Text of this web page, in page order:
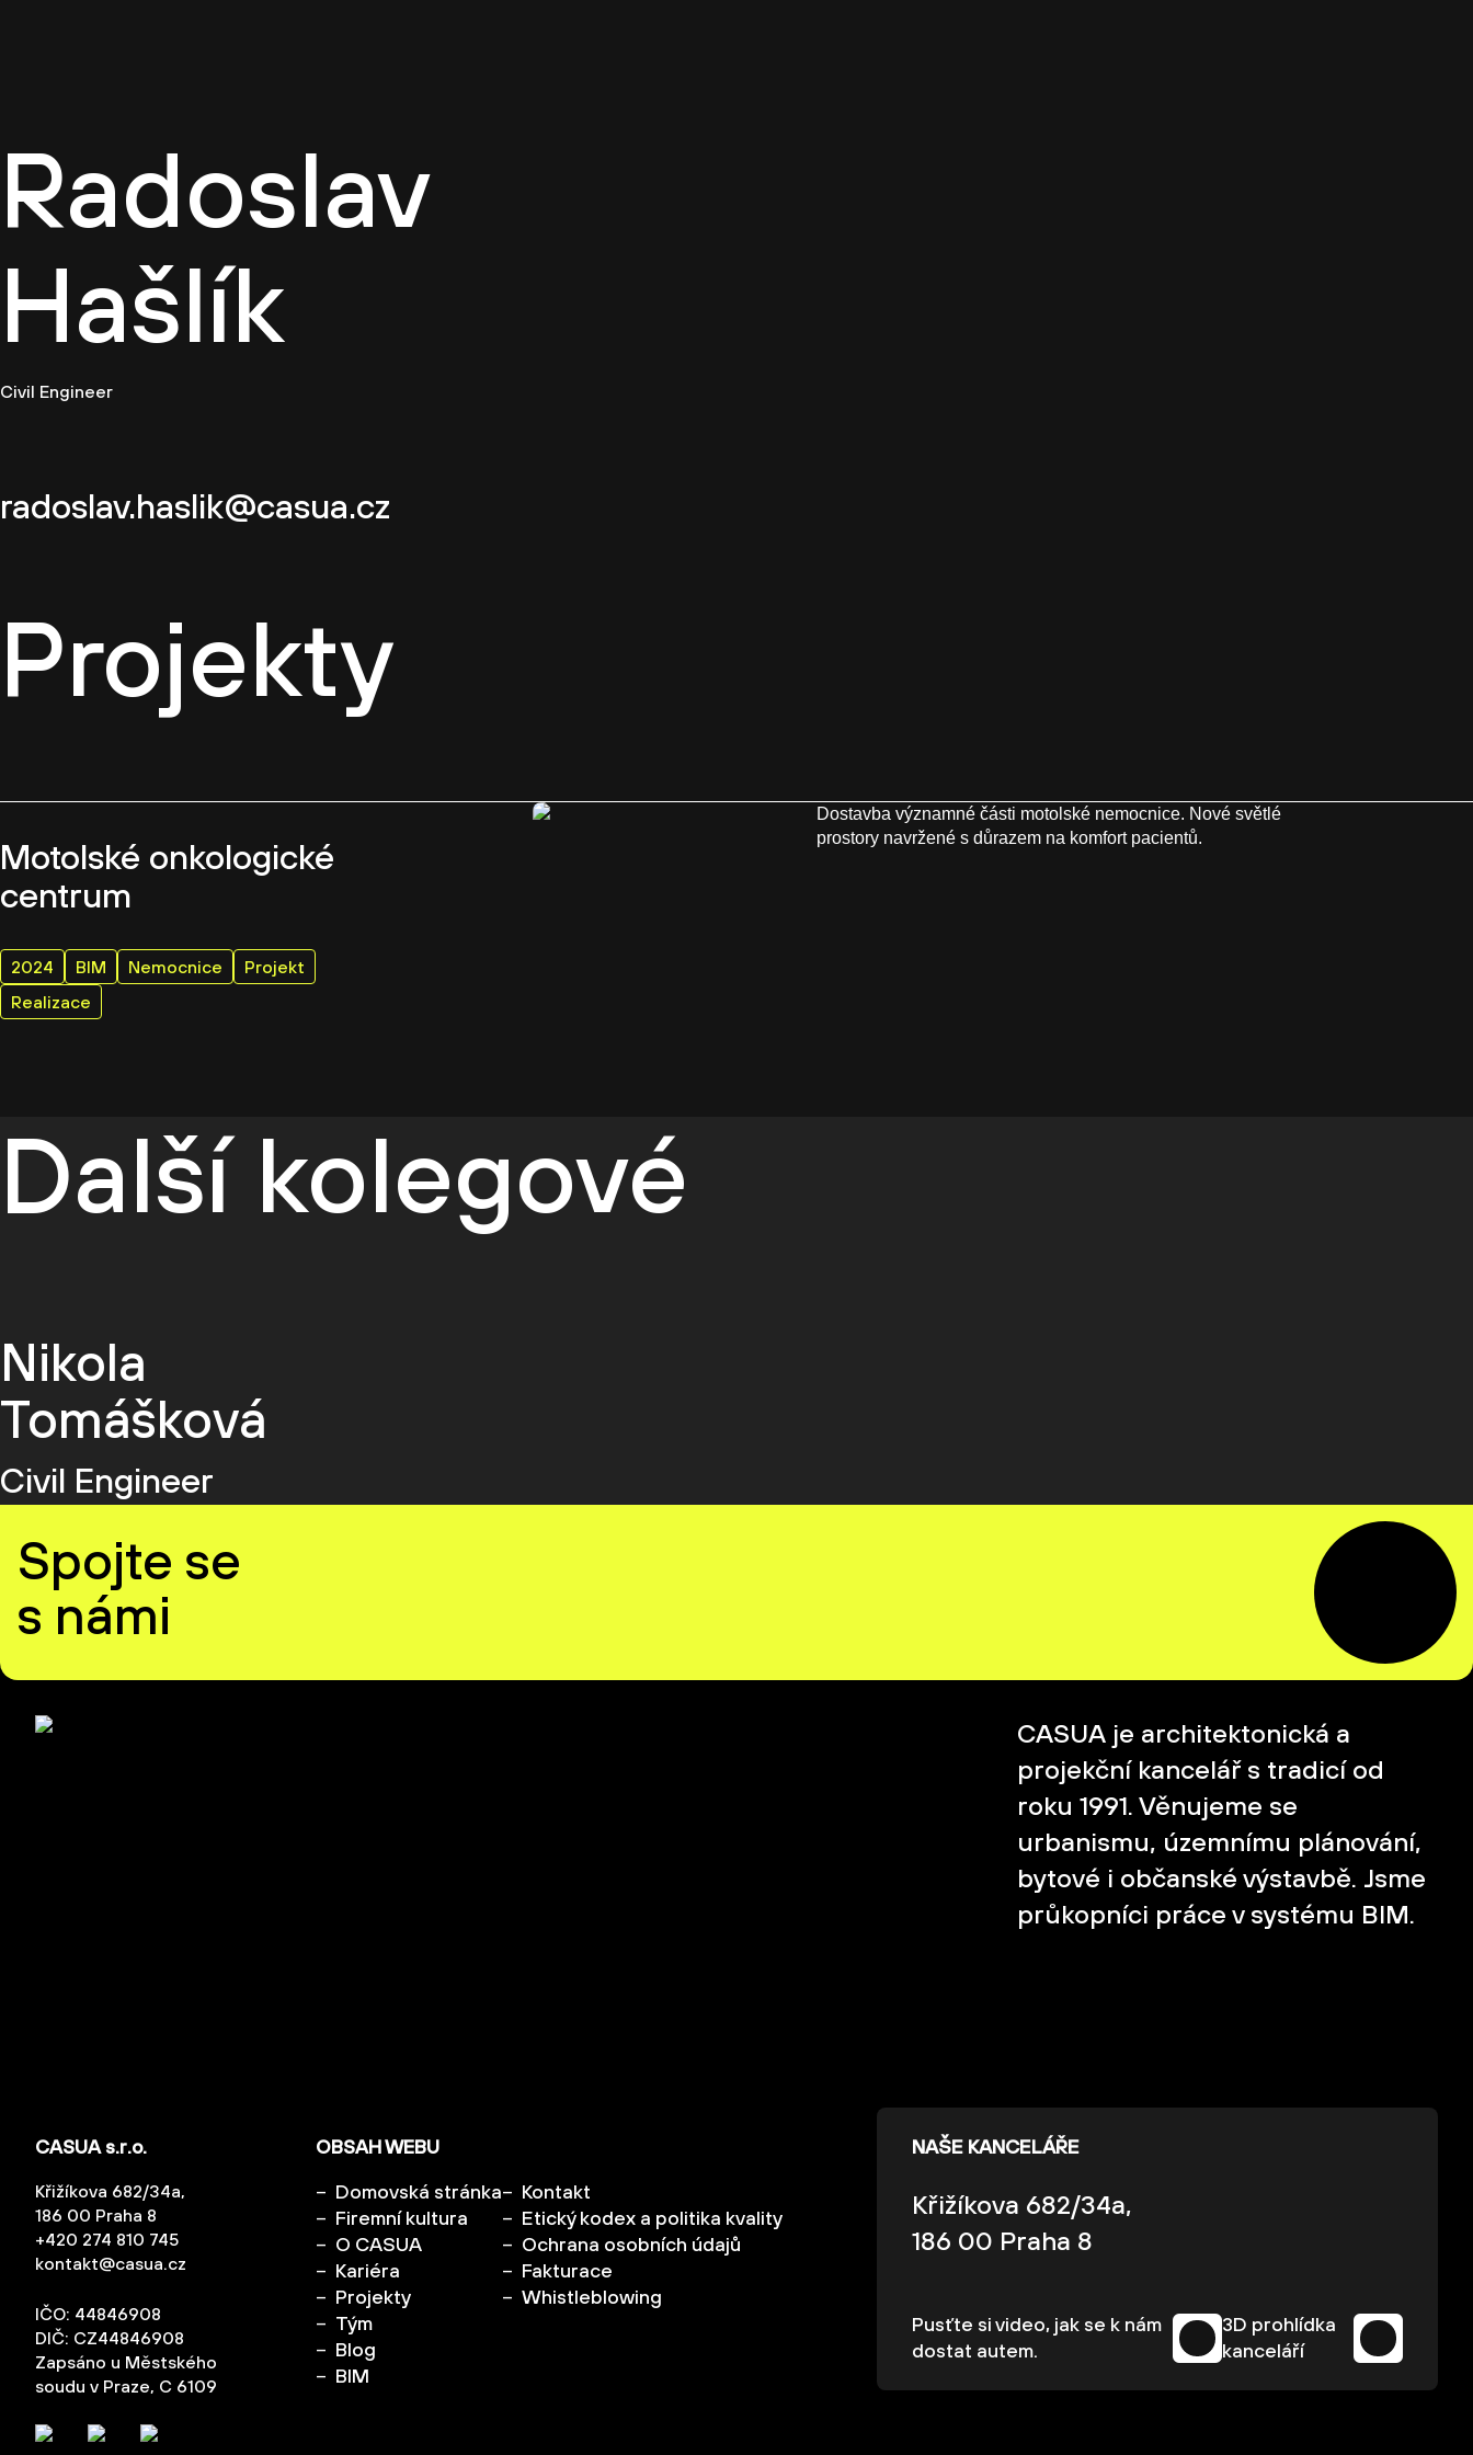
Radoslav
Hašlík
Civil Engineer
radoslav.haslik@casua.cz
Projekty
Motolské onkologické
centrum
2024 BIM Nemocnice
Projekt
Realizace
Dostavba významné části motolské nemocnice. Nové světlé
prostory navržené s důrazem na komfort pacientů.
Další kolegové
Nikola
Tomášková
Civil Engineer
Spojte se
s námi
CASUA je architektonická a
projekční kancelář s tradicí od
roku 1991. Věnujeme se
urbanismu, územnímu plánování,
bytové i občanské výstavbě. Jsme
průkopníci práce v systému BIM.
CASUA s.r.o.
Křižíkova 682/34a,
186 00 Praha 8
+420 274 810 745
kontakt@casua.cz
IČO: 44846908
DIČ: CZ44846908
Zapsáno u Městského
soudu v Praze, C 6109
OBSAH WEBU
Domovská stránka
Firemní kultura
O CASUA
Kariéra
Projekty
Tým
Blog
BIM
Kontakt
Etický kodex a politika kvality
Ochrana osobních údajů
Fakturace
Whistleblowing
NAŠE KANCELÁŘE
Křižíkova 682/34a,
186 00 Praha 8
Pusťte si video, jak se k nám
dostat autem.
3D prohlídka
kanceláří